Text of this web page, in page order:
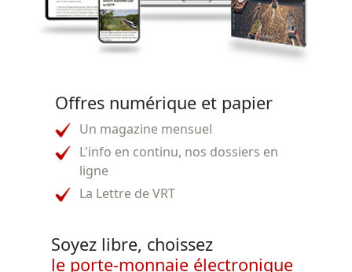
Offres numérique et papier
Un magazine mensuel
L'info en continu, nos dossiers en
ligne
La Lettre de VRT
Soyez libre, choissez
le porte-monnaie électronique